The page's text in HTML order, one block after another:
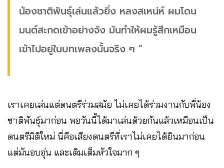
น้องชาติพันธุ์เล่นแล้วยิ่ง หลงสเหน่ห์ ผมโดน
มนต์สะกดเข้าอย่างจัง มันทำให้ผมรู้สึกเหมือน
เข้าไปอยู่ในบทเพลงนั้นจริง ๆ “
เราเคยเล่นแต่ดนตรีร่วมสมัย ไม่เคยได้ร่วมงานกับพี่น้อง
ชาติพันธุ์มาก่อน พอวันนี้ได้มาเล่นด้วยกันแล้วเหมือนเป็น
ดนตรีมิติใหม่ นี่คือเสียงดนตรีที่เราไม่เคยได้ยินมาก่อน
แต่มันอบอุ่น และเติมเต็มหัวใจมาก ๆ